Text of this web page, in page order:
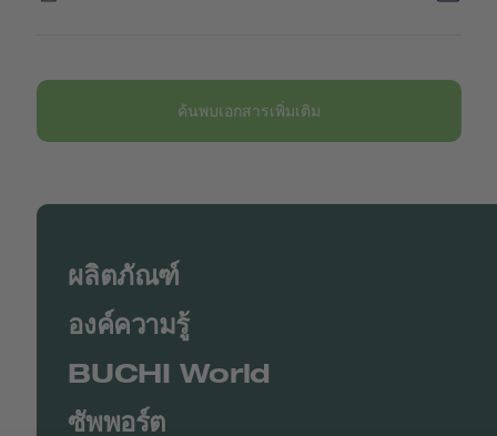
ค้นพบเอกสารเพิ่มเติม
ผลิตภัณฑ์
องค์ความรู้
BUCHI World
ซัพพอร์ต